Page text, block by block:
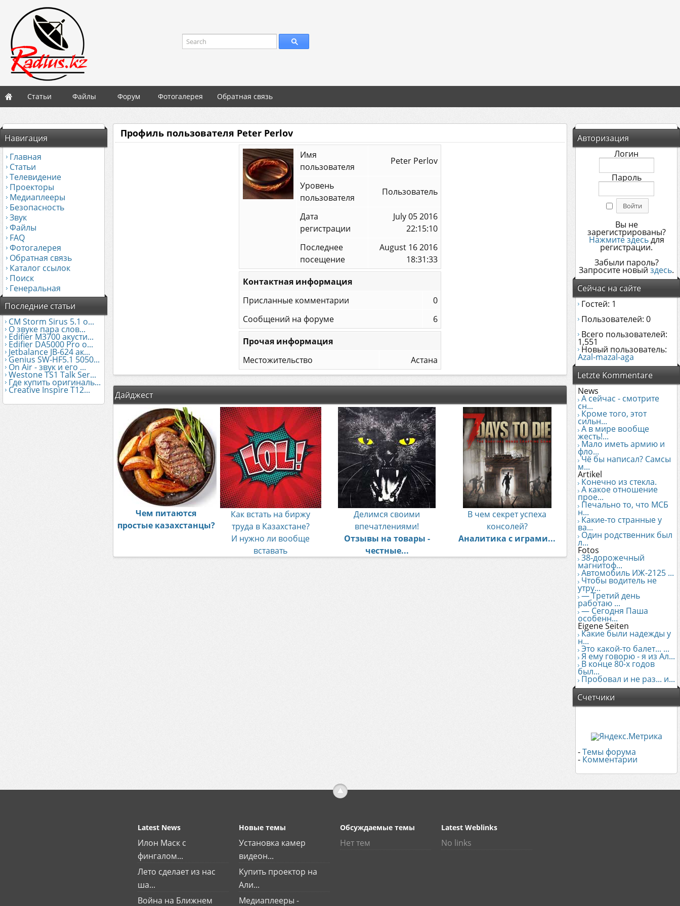
Search
Статьи Файлы Форум Фотогалерея Обратная связь
Навигация
Главная
Статьи
Телевидение
Проекторы
Медиаплееры
Безопасность
Звук
Файлы
FAQ
Фотогалерея
Обратная связь
Каталог ссылок
Поиск
Генеральная
Последние статьи
CM Storm Sirus 5.1 о...
О звуке пара слов...
Edifier М3700 акусти...
Edifier DA5000 Pro о...
Jetbalance JB-624 ак...
Genius SW-HF5.1 5050...
On Air - звук и его ...
Westone TS1 Talk Ser...
Где купить оригиналь...
Creative Inspire T12...
Авторизация
Логин
Пароль
Вы не
зарегистрированы?
Нажмите здесьдля
регистрации.
Забыли пароль?
Запросите новый здесь.
Сейчас на сайте
Гостей: 1
Пользователей: 0
Всего пользователей:
1,551
Новый пользователь:
Azal-mazal-aga
Letzte Kommentare
News
А сейчас - смотрите
сн...
Кроме того, этот
сильн...
А в мире вообще
жесть!...
Мало иметь армию и
фло...
Чё бы написал? Самсы
м...
Artikel
Конечно из стекла.
А какое отношение
прое...
Печально то, что МСБ
н...
Какие-то странные у
ва...
Один родственник был
л...
Fotos
38-дорожечный
магнитоф...
Автомобиль ИЖ-2125 ...
Чтобы водитель не
утру...
— Третий день
работаю ...
— Сегодня Паша
особенн...
Eigene Seiten
Какие были надежды у
н...
Это какой-то балет... ...
Я ему говорю - я из Ал...
В конце 80-х годов
был...
Пробовал и не раз... и...
Счетчики
-Темы форума
- Комментарии
Профиль пользователя Peter Perlov
Имя
пользователя
Peter Perlov
Уровень
пользователя
Пользователь
Дата
регистрации
July 05 2016
22:15:10
Последнее
посещение
August 16 2016
18:31:33
Контактная информация
Присланные комментарии
0
Сообщений на форуме
6
Прочая информация
Местожительство
Астана
Дайджест
Чем питаются
простые казахстанцы?
Как встать на биржу
труда в Казахстане?
И нужно ли вообще
вставать
Делимся своими
впечатлениями!
Отзывы на товары -
честные...
В чем секрет успеха
консолей?
Аналитика с играми...
Latest News
Илон Маск с
фингалом...
Лето сделает из нас
ша...
Война на Ближнем
Новые темы
Установка камер
видеон...
Купить проектор на
Али...
Медиаплееры -
Обсуждаемые темы
Нет тем
Latest Weblinks
No links